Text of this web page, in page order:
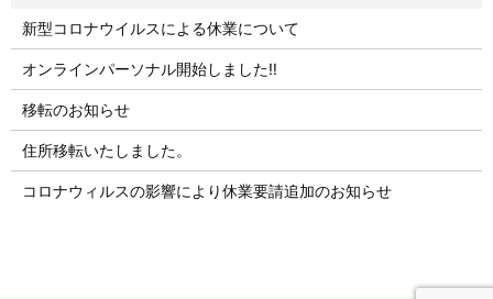
新型コロナウイルスによる休業について
オンラインパーソナル開始しました‼︎
移転のお知らせ
住所移転いたしました。
コロナウィルスの影響により休業要請追加のお知らせ